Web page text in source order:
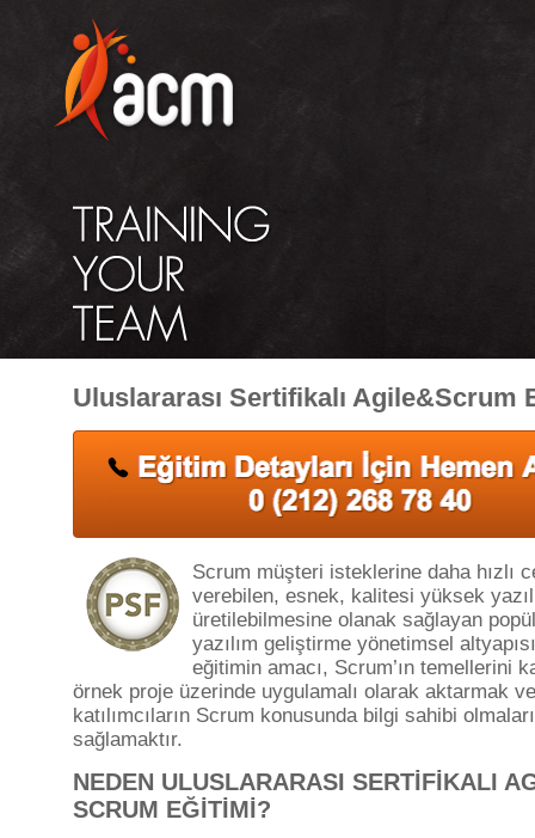
Uluslararası Sertifikalı Agile&Scrum
Scrum müşteri isteklerine daha hızlı
verebilen, esnek, kalitesi yüksek
üretilebilmesine olanak sağlayan
yazılım geliştirme yönetimsel
eğitimin amacı, Scrum’ın temellerini
örnek proje üzerinde uygulamalı olarak aktarmak ve
katılımcıların Scrum konusunda bilgi sahibi
sağlamaktır.
NEDEN ULUSLARARASI SERTİFİKALI
SCRUM EĞİTİMİ?